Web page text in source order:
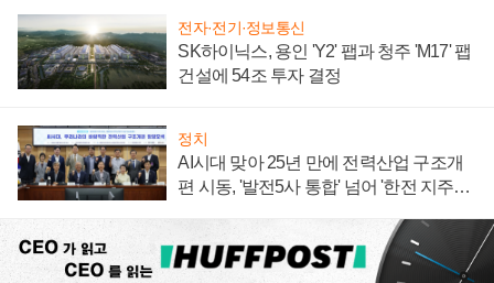
전자·전기·정보통신
SK하이닉스, 용인 'Y2' 팹과 청주 'M17' 팹
건설에 54조 투자 결정
정치
AI시대 맞아 25년 만에 전력산업 구조개
편 시동, '발전5사 통합' 넘어 '한전 지주사'